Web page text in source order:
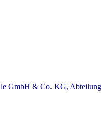
GmbH & Co. KG,